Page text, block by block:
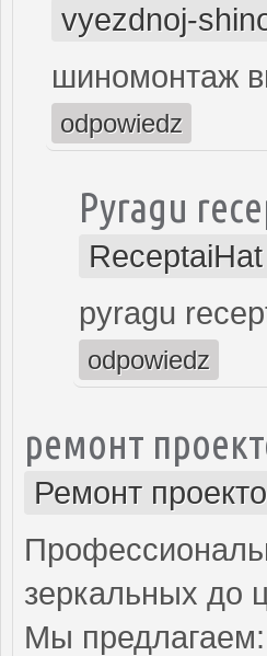
vyezdnoj-
шиномонтаж
odpowiedz
Pyragu
pyragu
odpowiedz
ремонт
Ремонт
зеркальных до
Мы